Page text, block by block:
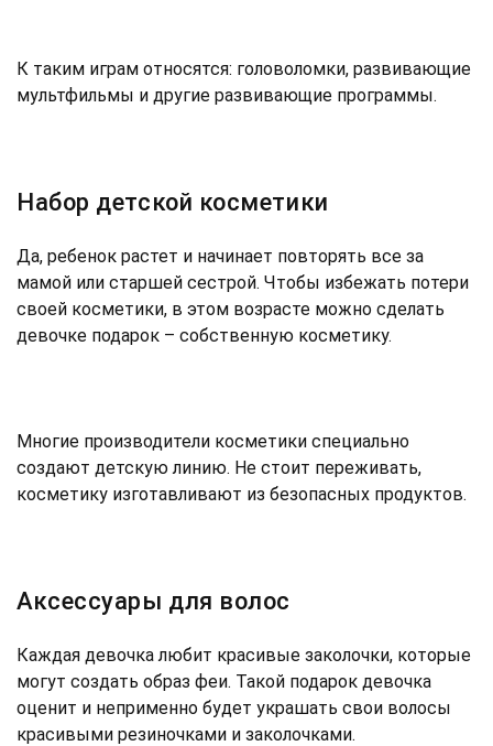
К таким играм относятся: головоломки, развивающие
мультфильмы и другие развивающие программы.
Набор детской косметики
Да, ребенок растет и начинает повторять все за
мамой или старшей сестрой. Чтобы избежать потери
своей косметики, в этом возрасте можно сделать
девочке подарок – собственную косметику.
Многие производители косметики специально
создают детскую линию. Не стоит переживать,
косметику изготавливают из безопасных продуктов.
Аксессуары для волос
Каждая девочка любит красивые заколочки, которые
могут создать образ феи. Такой подарок девочка
оценит и неприменно будет украшать свои волосы
красивыми резиночками и заколочками.